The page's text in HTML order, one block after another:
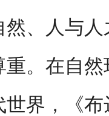
、人与
。在自
界，《